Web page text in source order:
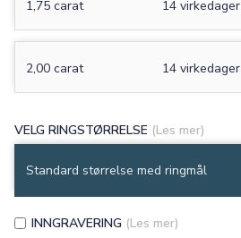
1,75 carat 14 virkedager
2,00 carat 14 virkedager
VELG RINGSTØRRELSE (Les mer)
INNGRAVERING (Les mer)